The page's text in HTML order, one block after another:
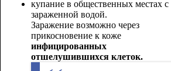
купание в общественных местах с
зараженной водой.
Заражение возможно через
прикосновение к коже
инфицированных
отшелушившихся клеток.